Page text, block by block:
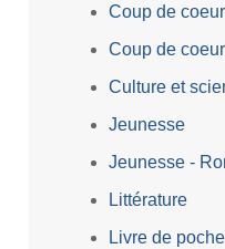
Coup de coeur
Coup de
Culture et
Jeunesse
Jeunesse -
Littérature
Livre de poche